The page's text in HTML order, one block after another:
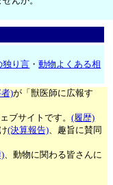
独り言 ・動物よくある相
)が「獣医師に広報す
ブサイトです。(履歴)
(決算報告)、趣旨に賛同
、動物に関わる皆さんに